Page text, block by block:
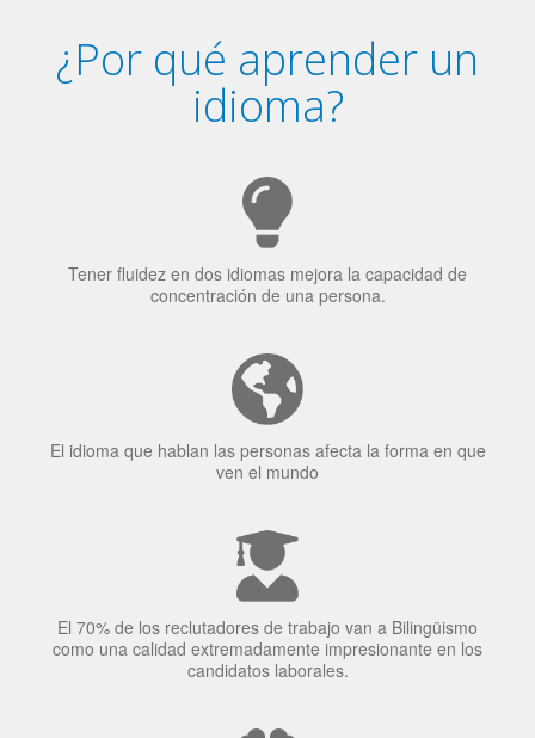
¿Por qué aprender un
idioma?
Tener fluidez en dos idiomas mejora la capacidad de
concentración de una persona.
El idioma que hablan las personas afecta la forma en que
ven el mundo
El 70% de los reclutadores de trabajo van a Bilingüismo
como una calidad extremadamente impresionante en los
candidatos laborales.